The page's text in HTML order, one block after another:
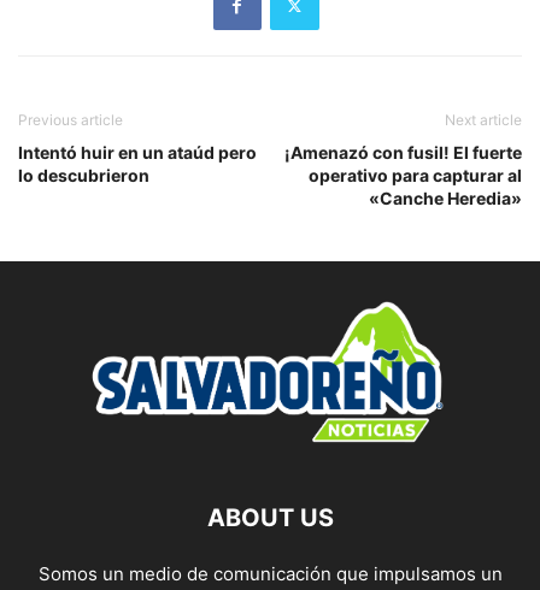
Previous article
Intentó huir en un ataúd pero
lo descubrieron
Next article
¡Amenazó con fusil! El fuerte
operativo para capturar al
«Canche Heredia»
ABOUT US
Somos un medio de comunicación que impulsamos un